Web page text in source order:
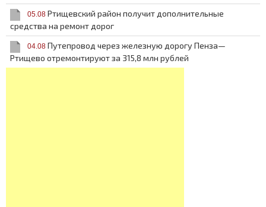
05.08 Ртищевский район получит дополнительные
средства на ремонт дорог
04.08 Путепровод через железную дорогу Пенза—
Ртищево отремонтируют за 315,8 млн рублей